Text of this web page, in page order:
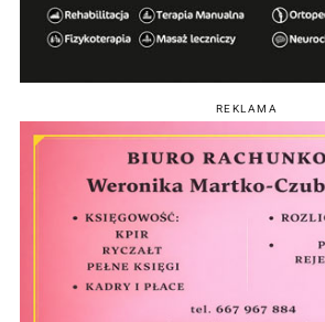
REKLAMA